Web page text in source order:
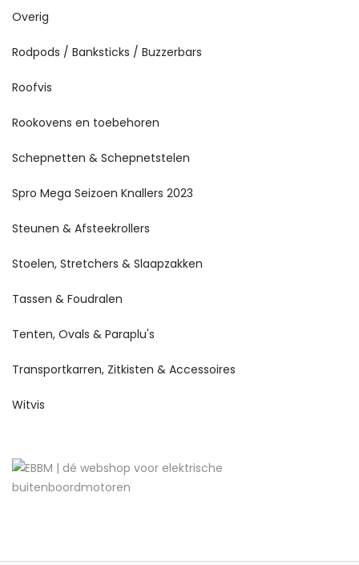
Overig
Rodpods / Banksticks / Buzzerbars
Roofvis
Rookovens en toebehoren
Schepnetten & Schepnetstelen
Spro Mega Seizoen Knallers 2023
Steunen & Afsteekrollers
Stoelen, Stretchers & Slaapzakken
Tassen & Foudralen
Tenten, Ovals & Paraplu's
Transportkarren, Zitkisten & Accessoires
Witvis